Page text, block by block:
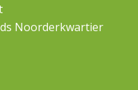
Noorderkwartier